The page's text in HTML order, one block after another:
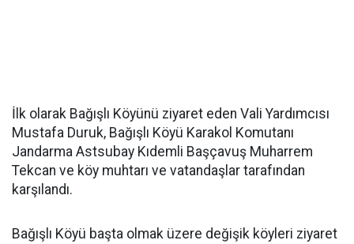
İlk olarak Bağışlı Köyünü ziyaret eden Vali Yardımcısı
Mustafa Duruk, Bağışlı Köyü Karakol Komutanı
Jandarma Astsubay Kıdemli Başçavuş Muharrem
Tekcan ve köy muhtarı ve vatandaşlar tarafından
karşılandı.
Bağışlı Köyü başta olmak üzere değişik köyleri ziyaret